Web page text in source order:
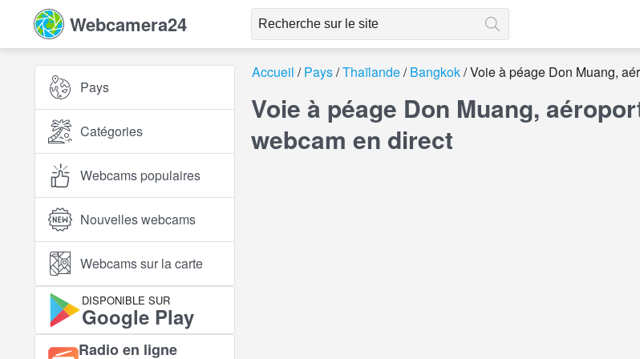
Webcamera24
Pays
Catégories
Webcams populaires
Nouvelles webcams
Webcams sur la carte
DISPONIBLE SUR
Google Play
Radio en ligne
Accueil Pays Thaïlande Bangkok Voie à péage Don Muang,
Voie à péage Don Muang,
webcam en direct